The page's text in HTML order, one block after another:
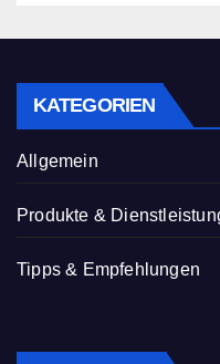
KATEGORIEN
Allgemein
Produkte &
Tipps & Empfehlungen